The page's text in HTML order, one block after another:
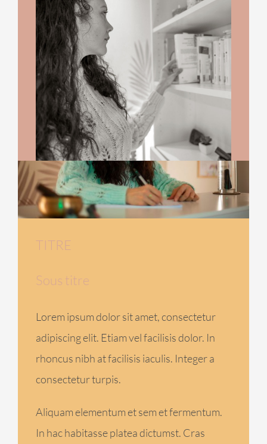
TITRE
Sous titre
Lorem ipsum dolor sit amet, consectetur
adipiscing elit. Etiam vel facilisis dolor. In
rhoncus nibh at facilisis iaculis. Integer a
consectetur turpis.
Aliquam elementum et sem et fermentum.
In hac habitasse platea dictumst. Cras